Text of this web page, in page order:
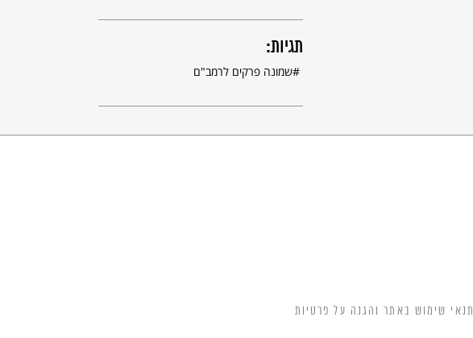
תגיות:
שמונה פרקים לרמב"ם
תנאי שימוש באתר והגנה על פרטיות